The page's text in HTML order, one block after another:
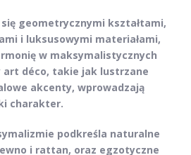
geometrycznymi kształtami,
i luksusowymi materiałami,
w maksymalistycznych
art déco, takie jak lustrzane
akcenty, wprowadzają
charakter.
podkreśla naturalne
i rattan, oraz egzotyczne